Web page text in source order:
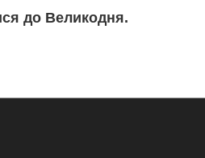
до Великодня.